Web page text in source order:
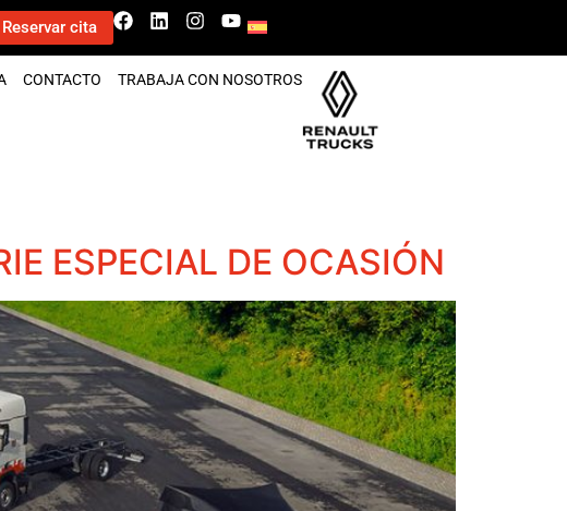
Reservar cita
CONTACTO TRABAJA CON NOSOTROS
ESPECIAL DE OCASIÓN